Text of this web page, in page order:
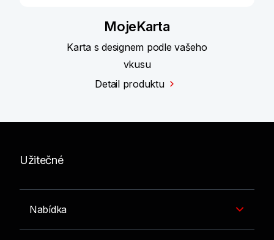
MojeKarta
Karta s designem podle vašeho
vkusu
Detail produktu
Užitečné
Nabídka